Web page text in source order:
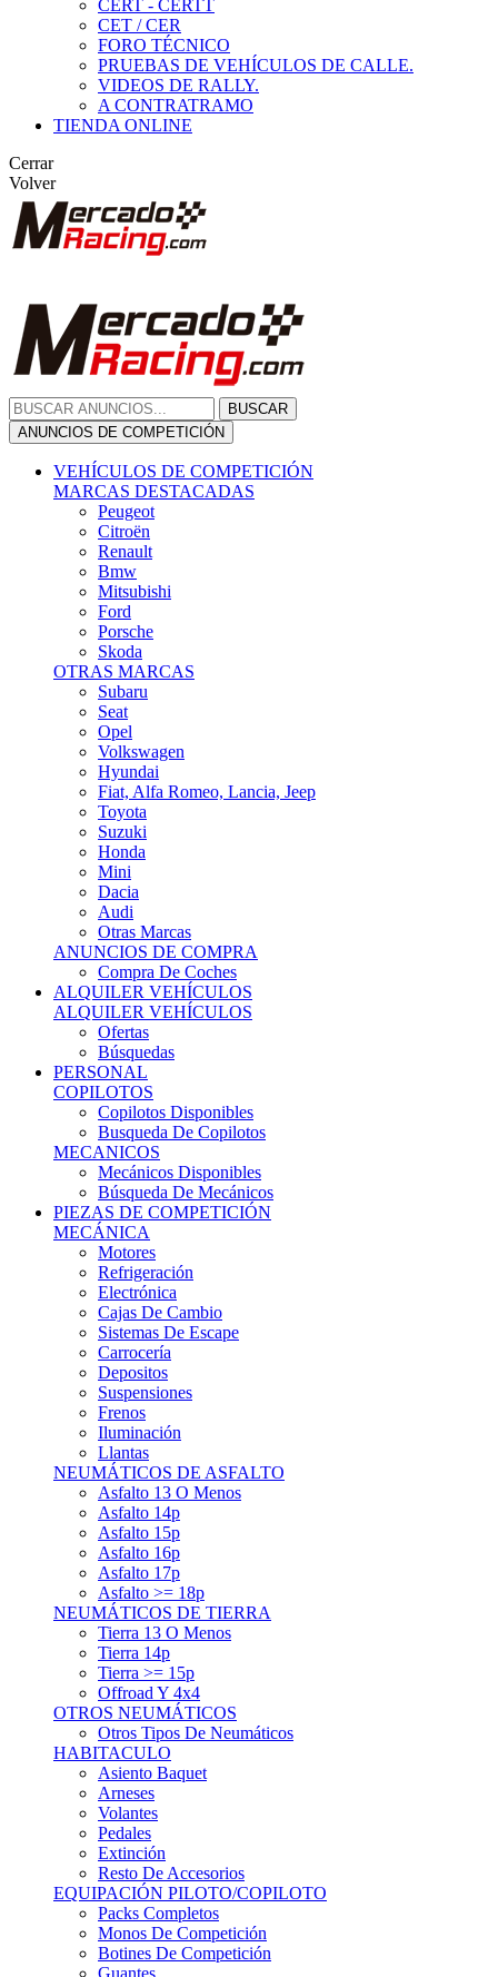
CERT - CERTT
CET / CER
FORO TÉCNICO
PRUEBAS DE VEHÍCULOS DE CALLE.
VIDEOS DE RALLY.
A CONTRATRAMO
TIENDA ONLINE
Cerrar
Volver
BUSCAR
ANUNCIOS DE COMPETICIÓN
VEHÍCULOS DE COMPETICIÓN
MARCAS DESTACADAS
Peugeot
Citroën
Renault
Bmw
Mitsubishi
Ford
Porsche
Skoda
OTRAS MARCAS
Subaru
Seat
Opel
Volkswagen
Hyundai
Fiat, Alfa Romeo, Lancia, Jeep
Toyota
Suzuki
Honda
Mini
Dacia
Audi
Otras Marcas
ANUNCIOS DE COMPRA
Compra De Coches
ALQUILER VEHÍCULOS
ALQUILER VEHÍCULOS
Ofertas
Búsquedas
PERSONAL
COPILOTOS
Copilotos Disponibles
Busqueda De Copilotos
MECANICOS
Mecánicos Disponibles
Búsqueda De Mecánicos
PIEZAS DE COMPETICIÓN
MECÁNICA
Motores
Refrigeración
Electrónica
Cajas De Cambio
Sistemas De Escape
Carrocería
Depositos
Suspensiones
Frenos
Iluminación
Llantas
NEUMÁTICOS DE ASFALTO
Asfalto 13 O Menos
Asfalto 14p
Asfalto 15p
Asfalto 16p
Asfalto 17p
Asfalto >= 18p
NEUMÁTICOS DE TIERRA
Tierra 13 O Menos
Tierra 14p
Tierra >= 15p
Offroad Y 4x4
OTROS NEUMÁTICOS
Otros Tipos De Neumáticos
HABITACULO
Asiento Baquet
Arneses
Volantes
Pedales
Extinción
Resto De Accesorios
EQUIPACIÓN PILOTO/COPILOTO
Packs Completos
Monos De Competición
Botines De Competición
Guantes
Ropa Interior